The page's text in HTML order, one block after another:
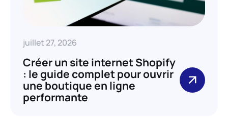
juillet 27, 2026
Créer un site internet Shopify
: le guide complet pour ouvrir
une boutique en ligne
performante